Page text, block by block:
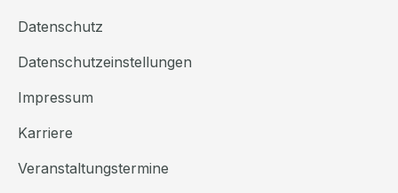
Datenschutz
Datenschutzeinstellungen
Impressum
Karriere
Veranstaltungstermine